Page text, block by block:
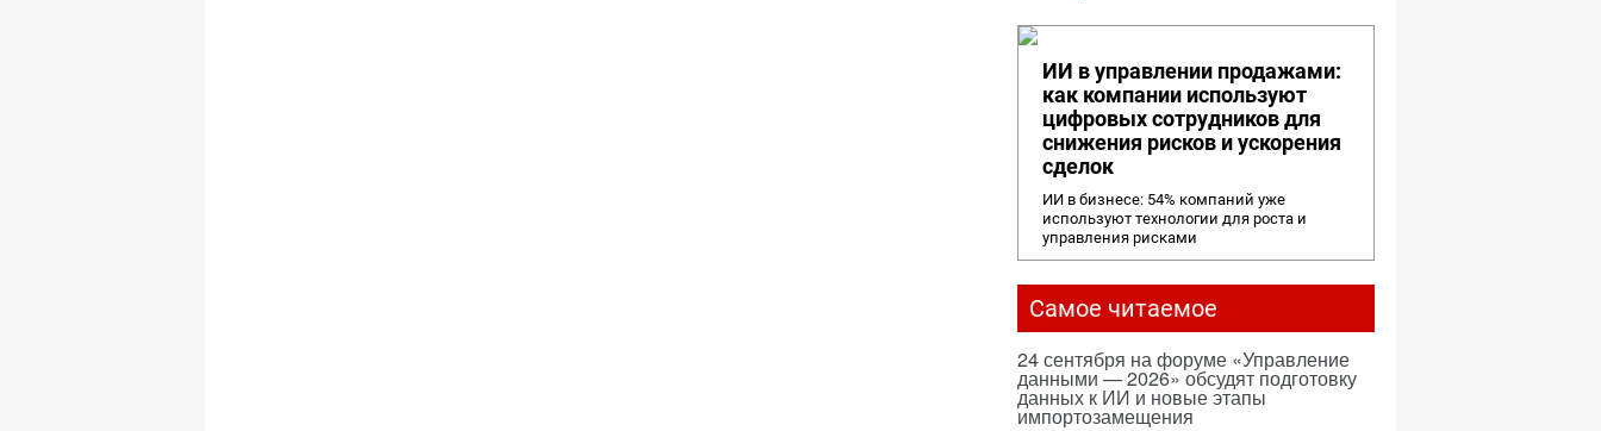
ИИ в управлении продажами:
как компании используют
цифровых сотрудников для
снижения рисков и ускорения
сделок
ИИ в бизнесе: 54% компаний уже
используют технологии для роста и
управления рисками
Самое читаемое
24 сентября на форуме «Управление
данными — 2026» обсудят подготовку
данных к ИИ и новые этапы
импортозамещения